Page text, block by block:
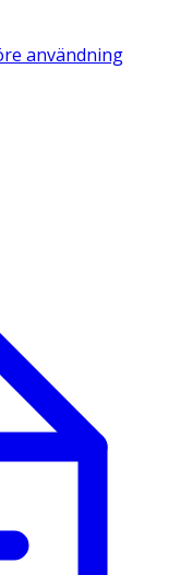
användning